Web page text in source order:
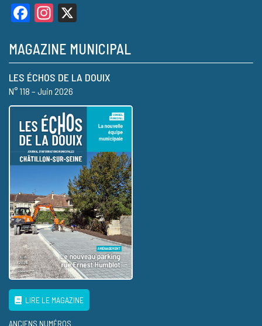
FacebookInstagram
MAGAZINE MUNICIPAL
LES ÉCHOS DE LA DOUIX
N° 118 – Juin 2026
LIRE LE MAGAZINE
ANCIENS NUMÉROS